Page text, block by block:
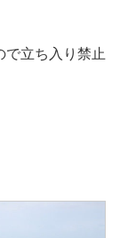
で立ち入り禁止